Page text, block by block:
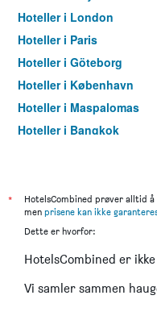
Hoteller i London
Hoteller i Paris
Hoteller i Göteborg
Hoteller i København
Hoteller i Maspalomas
Hoteller i Bangkok
*
HotelsCombined prøver alltid å
men prisene kan ikke
Dette er hvorfor:
HotelsCombined er
Vi samler sammen